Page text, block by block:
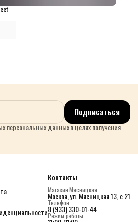
Подписаться
персональных данных в целях получения
Контакты
Магазин Мясницкая
Москва, ул. Мясницкая 13, с 21
Телефон
8 (933) 330-01-44
Режим работы